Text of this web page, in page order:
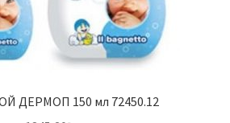
ДЕРМОП 150 мл 72450.12